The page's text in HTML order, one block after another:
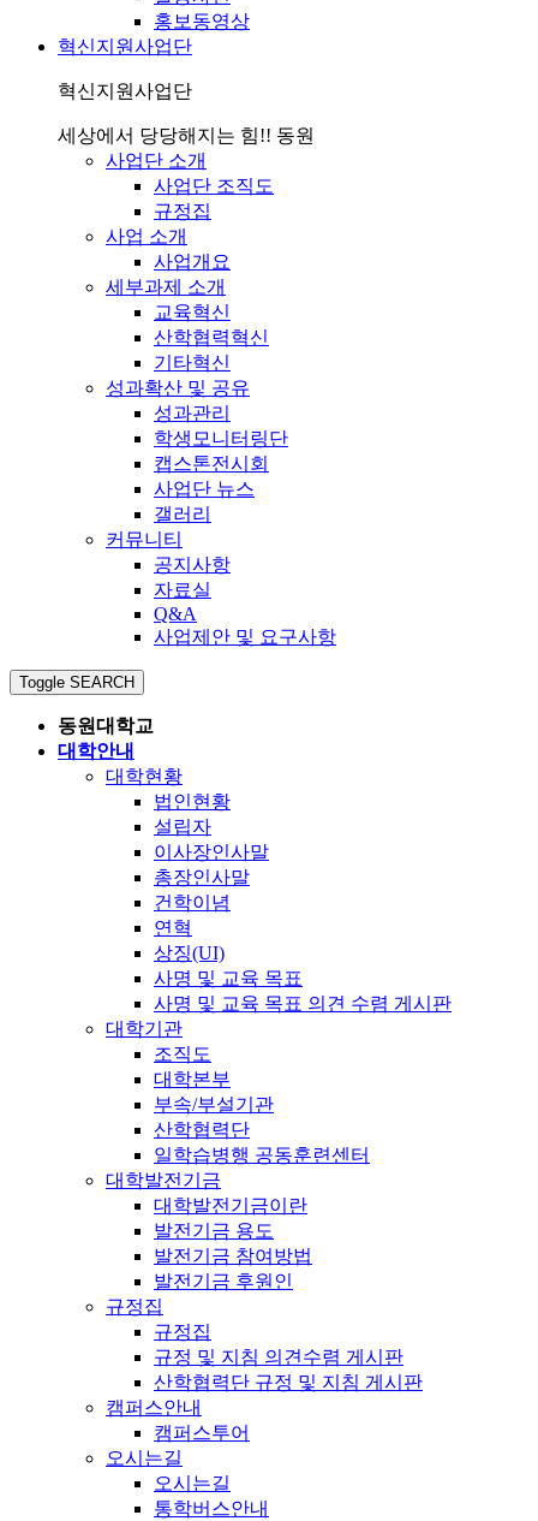
홍보동영상
혁신지원사업단
혁신지원사업단
세상에서 당당해지는 힘!! 동원
사업단 소개
사업단 조직도
규정집
사업 소개
사업개요
세부과제 소개
교육혁신
산학협력혁신
기타혁신
성과확산 및 공유
성과관리
학생모니터링단
캡스톤전시회
사업단 뉴스
갤러리
커뮤니티
공지사항
자료실
Q&A
사업제안 및 요구사항
Toggle SEARCH
동원대학교
대학안내
대학현황
법인현황
설립자
이사장인사말
총장인사말
건학이념
연혁
상징(UI)
사명 및 교육 목표
사명 및 교육 목표 의견 수렴 게시판
대학기관
조직도
대학본부
부속/부설기관
산학협력단
일학습병행 공동훈련센터
대학발전기금
대학발전기금이란
발전기금 용도
발전기금 참여방법
발전기금 후원인
규정집
규정집
규정 및 지침 의견수렴 게시판
산학협력단 규정 및 지침 게시판
캠퍼스안내
캠퍼스투어
오시는길
오시는길
통학버스안내